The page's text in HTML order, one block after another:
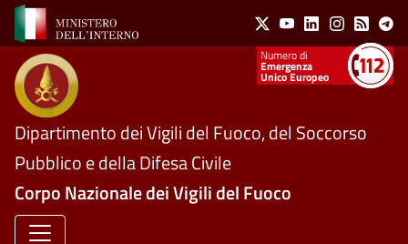
Salta al contenuto principale Social Menu
X YoutubeLinkedinInstagram
Feed
Numeri utili
Emergenza
Unico Europeo
Dipartimento dei Vigili del Fuoco, del Soccorso
Pubblico e della Difesa Civile
Corpo Nazionale dei Vigili del Fuoco